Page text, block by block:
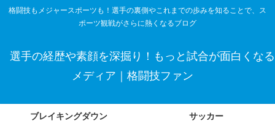
格闘技もメジャースポーツも！選手の裏側やこれまでの歩みを知ることで、ス
ポーツ観戦がさらに熱くなるブログ
選手の経歴や素顔を深掘り！もっと試合が面白くなる
メディア｜格闘技ファン
ブレイキングダウン サッカー